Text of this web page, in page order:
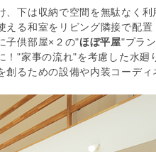
下は収納で空間を無駄なく利
る和室をリビング隣接で配置
子供部屋×２の"ほぼ平屋"プラン
"家事の流れ"を考慮した水廻
るための設備や内装コーディ